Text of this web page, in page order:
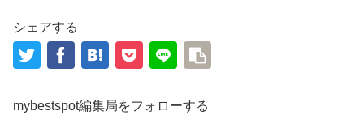
シェアする
mybestspot編集局をフォローする